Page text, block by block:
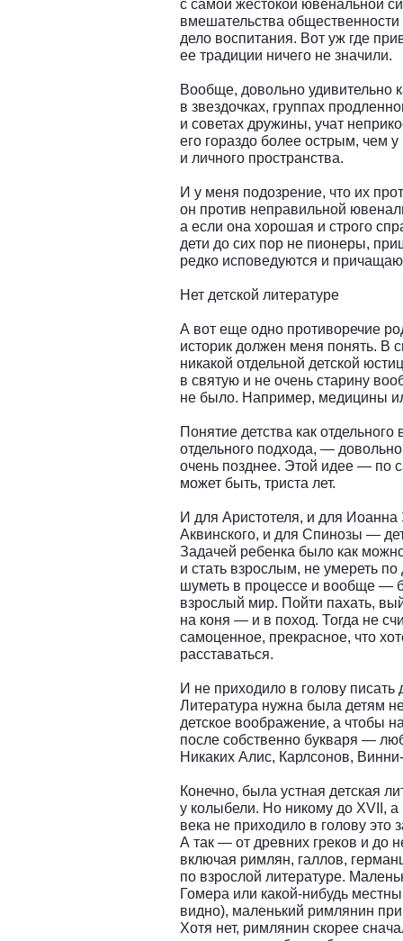
с самой жестокой ювенальной
вмешательства
дело воспитания. Вот уж где
ее традиции ничего не значили.
Вообще, довольно удивительно
в звездочках, группах
и советах дружины, учат
его гораздо более острым, чем
и личного пространства.
И у меня подозрение, что их
он против неправильной
а если она хорошая и строго
дети до сих пор не пионеры,
редко исповедуются и
Нет детской литературе
А вот еще одно противоречие
историк должен меня понять. В
никакой отдельной детской
в святую и не очень старину
не было. Например, медицины
Понятие детства как
отдельного подхода, —
очень позднее. Этой идее — по
может быть, триста лет.
И для Аристотеля, и для
Аквинского, и для Спинозы —
Задачей ребенка было как
и стать взрослым, не умереть
шуметь в процессе и вообще —
взрослый мир. Пойти пахать,
на коня — и в поход. Тогда не
самоценное, прекрасное, что
расставаться.
И не приходило в голову писать
Литература нужна была детям
детское воображение, а чтобы
после собственно букваря —
Никаких Алис, Карлсонов,
Конечно, была устная детская
у колыбели. Но никому до XVII,
века не приходило в голову это
А так — от древних греков и до
включая римлян, галлов,
по взрослой литературе.
Гомера или какой-нибудь
видно), маленький римлянин
Хотя нет, римлянин скорее